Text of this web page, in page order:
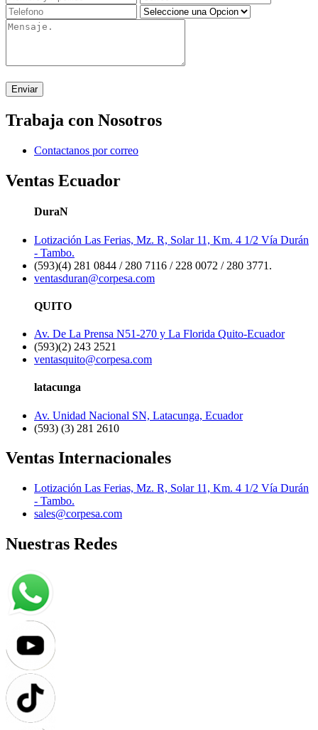
Enviar
Trabaja con Nosotros
Contactanos por correo
Ventas Ecuador
DuraN
Lotización Las Ferias, Mz. R, Solar 11, Km. 4 1/2 Vía Durán
- Tambo.
(593)(4) 281 0844 / 280 7116 / 228 0072 / 280 3771.
ventasduran@corpesa.com
QUITO
Av. De La Prensa N51-270 y La Florida Quito-Ecuador
(593)(2) 243 2521
ventasquito@corpesa.com
latacunga
Av. Unidad Nacional SN, Latacunga, Ecuador
(593) (3) 281 2610
Ventas Internacionales
Lotización Las Ferias, Mz. R, Solar 11, Km. 4 1/2 Vía Durán
- Tambo.
sales@corpesa.com
Nuestras Redes